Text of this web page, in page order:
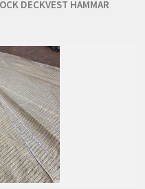
DECKVEST HAMMAR